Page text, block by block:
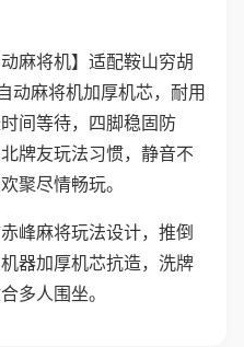
麻将机】适配鞍山穷胡
动麻将机加厚机芯，耐用
间等待，四脚稳固防
牌友玩法习惯，静音不
聚尽情畅玩。
峰麻将玩法设计，推倒
器加厚机芯抗造，洗牌
多人围坐。